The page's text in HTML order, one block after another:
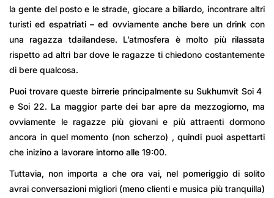
la gente del posto e le strade, giocare a biliardo, incontrare altri
turisti ed espatriati – ed ovviamente anche bere un drink con
una ragazza tdailandese. L’atmosfera è molto più rilassata
rispetto ad altri bar dove le ragazze ti chiedono costantemente
di bere qualcosa.
Puoi trovare queste birrerie principalmente su Sukhumvit Soi 4 ​​
e Soi 22. La maggior parte dei bar apre da mezzogiorno, ma
ovviamente le ragazze più giovani e più attraenti dormono
ancora in quel momento (non scherzo) , quindi puoi aspettarti
che inizino a lavorare intorno alle 19:00.
Tuttavia, non importa a che ora vai, nel pomeriggio di solito
avrai conversazioni migliori (meno clienti e musica più tranquilla)